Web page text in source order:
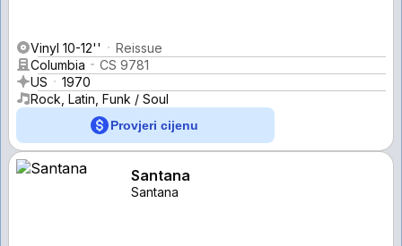
Vinyl 10-12''
Reissue
Columbia
CS 9781
US
1970
Rock, Latin, Funk / Soul
Provjeri cijenu
Santana
Santana